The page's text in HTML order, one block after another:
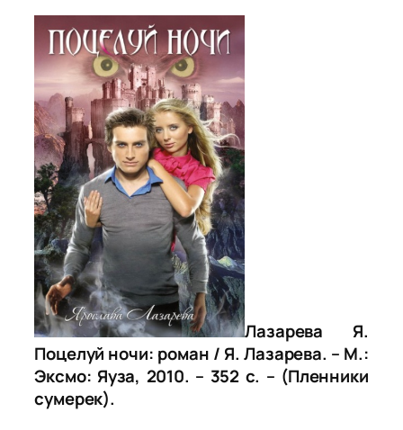
Лазарева Я.
Поцелуй ночи: роман / Я. Лазарева. – М.:
Эксмо: Яуза, 2010. – 352 с. – (Пленники
сумерек).